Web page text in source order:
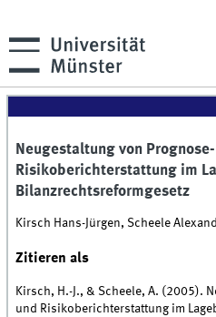
Neugestaltung von
Risikoberichterstattung im
Bilanzrechtsreformgesetz
Kirsch Hans-Jürgen, Scheele
Zitieren als
Kirsch, H.-J., & Scheele, A. (2005).
und Risikoberichterstattung im